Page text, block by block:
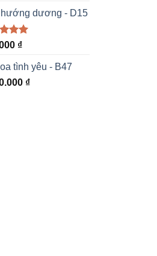
hướng dương - D15
xếp₫
tình yêu - B47
₫